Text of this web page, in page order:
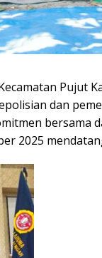
Pujut
dan
bersama
2025